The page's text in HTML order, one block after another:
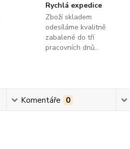
Rychlá expedice
Zboží skladem
odesíláme kvalitně
zabalené do tří
pracovních dnů..
Komentáře 0